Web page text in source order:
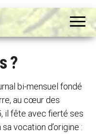
l
a
n
g
i
o
?
bi-mensuel fondé
au cœur des
il fête avec fierté ses
vocation d’origine :